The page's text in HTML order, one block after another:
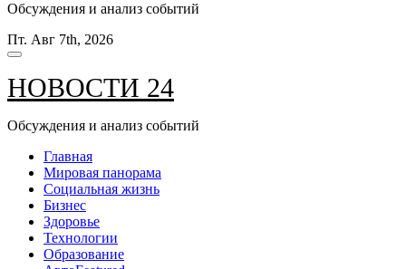
Обсуждения и анализ событий
Пт. Авг 7th, 2026
НОВОСТИ 24
Обсуждения и анализ событий
Главная
Мировая панорама
Социальная жизнь
Бизнес
Здоровье
Технологии
Образование